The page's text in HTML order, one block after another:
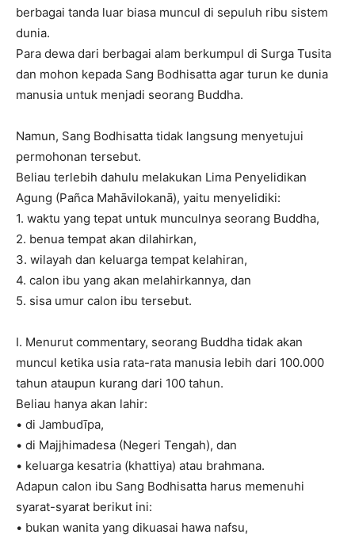
berbagai tanda luar biasa muncul di sepuluh ribu sistem
dunia.
Para dewa dari berbagai alam berkumpul di Surga Tusita
dan mohon kepada Sang Bodhisatta agar turun ke dunia
manusia untuk menjadi seorang Buddha.
Namun, Sang Bodhisatta tidak langsung menyetujui
permohonan tersebut.
Beliau terlebih dahulu melakukan Lima Penyelidikan
Agung (Pañca Mahāvilokanā), yaitu menyelidiki:
1. waktu yang tepat untuk munculnya seorang Buddha,
2. benua tempat akan dilahirkan,
3. wilayah dan keluarga tempat kelahiran,
4. calon ibu yang akan melahirkannya, dan
5. sisa umur calon ibu tersebut.
I. Menurut commentary, seorang Buddha tidak akan
muncul ketika usia rata-rata manusia lebih dari 100.000
tahun ataupun kurang dari 100 tahun.
Beliau hanya akan lahir:
• di Jambudīpa,
• di Majjhimadesa (Negeri Tengah), dan
• keluarga kesatria (khattiya) atau brahmana.
Adapun calon ibu Sang Bodhisatta harus memenuhi
syarat-syarat berikut ini:
• bukan wanita yang dikuasai hawa nafsu,